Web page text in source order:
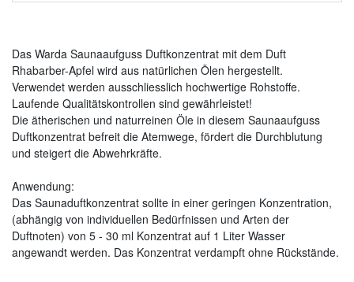
Das Warda Saunaaufguss Duftkonzentrat mit dem Duft
Rhabarber-Apfel wird aus natürlichen Ölen hergestellt.
Verwendet werden ausschliesslich hochwertige Rohstoffe.
Laufende Qualitätskontrollen sind gewährleistet!
Die ätherischen und naturreinen Öle in diesem Saunaaufguss
Duftkonzentrat befreit die Atemwege, fördert die Durchblutung
und steigert die Abwehrkräfte.
Anwendung:
Das Saunaduftkonzentrat sollte in einer geringen Konzentration,
(abhängig von individuellen Bedürfnissen und Arten der
Duftnoten) von 5 - 30 ml Konzentrat auf 1 Liter Wasser
angewandt werden. Das Konzentrat verdampft ohne Rückstände.